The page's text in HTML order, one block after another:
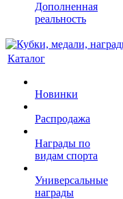
Дополненная
реальность
Каталог
Новинки
Распродажа
Награды по
видам спорта
Универсальные
награды